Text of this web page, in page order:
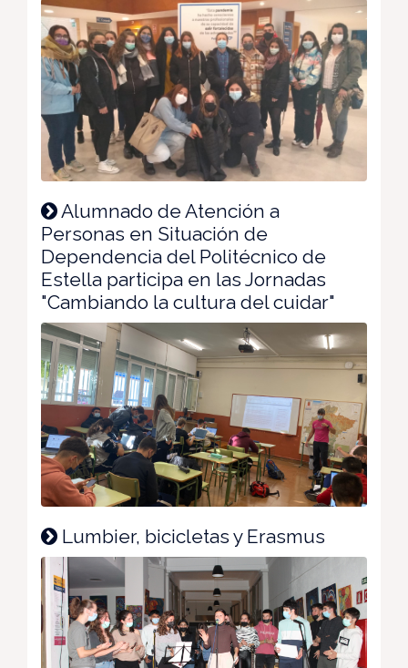
Alumnado de Atención a
Personas en Situación de
Dependencia del Politécnico de
Estella participa en las Jornadas
"Cambiando la cultura del cuidar"
Lumbier, bicicletas y Erasmus